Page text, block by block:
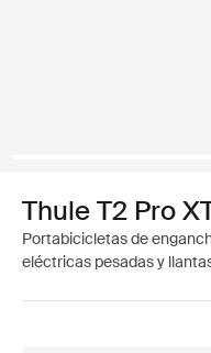
Thule T2 Pro
Portabicicletas de
eléctricas pesadas y